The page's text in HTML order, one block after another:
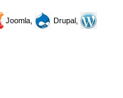
Joomla,
Drupal,